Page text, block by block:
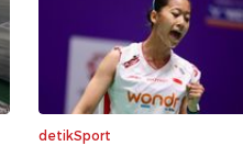
detikSport